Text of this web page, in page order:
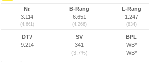
Nr.
3.114
(4.661)
B-Rang
6.651
(4.266)
L-Rang
1.247
(834)
DTV
9.214
SV
341
(3,7%)
BPL
WB*
WB*